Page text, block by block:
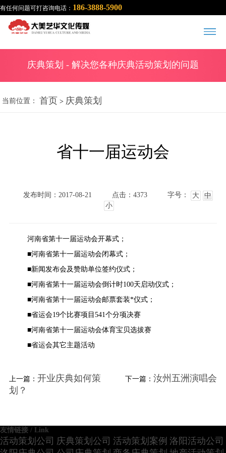
有任何问题可打咨询电话： 186-3888-5900
庆典策划 - 解决您各种庆典活动策划的问题
当前位置： 首页 > 庆典策划
省十一届运动会
发布时间：2017-08-21 点击：4373 字号： 大
中
小
河南省第十一届运动会开幕式；
■河南省第十一届运动会闭幕式；
■新闻发布会及赞助单位签约仪式；
■河南省第十一届运动会倒计时100天启动仪式；
■河南省第十一届运动会邮票套装*仪式；
■省运会19个比赛项目541个分项决赛
■河南省第十一届运动会体育宝贝选拔赛
■省运会其它主题活动
上一篇： 开业庆典如何策
划？
下一篇：汝州五洲演唱会
友情链接 / Link
活动策划公司 庆典策划公司 活动策划案例 洛阳活动公司